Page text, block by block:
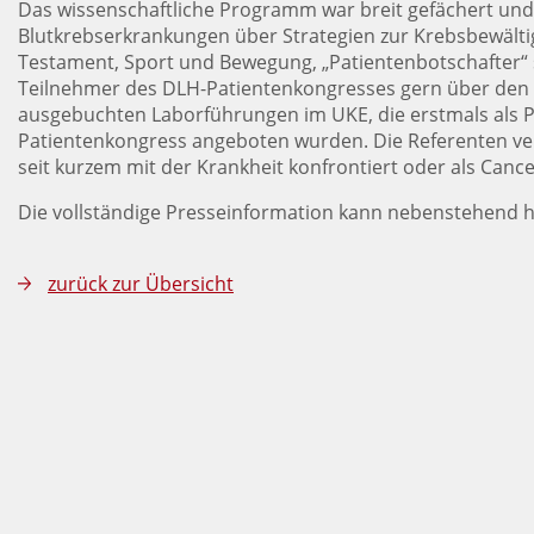
Das wissenschaftliche Programm war breit gefächert
Blutkrebserkrankungen über Strategien zur
Testament, Sport und Bewegung,
Teilnehmer des DLH-Patientenkongresses gern über
ausgebuchten Laborführungen im UKE, die erstmals als
Patientenkongress angeboten wurden. Die Referenten
seit kurzem mit der Krankheit konfrontiert oder als
Die vollständige Presseinformation kann nebenstehend
zurück zur Übersicht